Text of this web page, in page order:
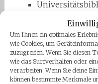
Um Ihnen ein optimales
wie Cookies, um
zuzugreifen. Wenn Sie diesen
wie das Surfverhalten oder
verarbeiten. Wenn Sie deine
können bestimmte Merkmale
Stadtarchiv